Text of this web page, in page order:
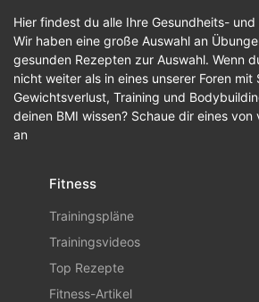
Hier findest du alle Ihre Gesundheits-
Wir haben eine große Auswahl an
gesunden Rezepten zur Auswahl. Wenn
nicht weiter als in eines unserer Foren mit
Gewichtsverlust, Training und
deinen BMI wissen? Schaue dir eines von
an
Fitness
Trainingspläne
Trainingsvideos
Top Rezepte
Fitness-Artikel